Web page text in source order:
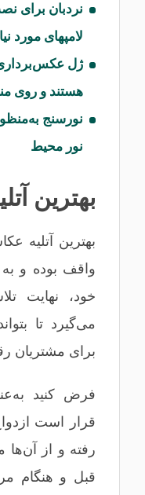
نردبان برای
لامپهای مورد
ژل
هستند و روی
نورسنج
نور محیط
بهترین
بهترین آتلیه
واقف بوده و
خود، نهایت
می‌گیرد تا
برای مشتریان
فرض کنید
قرار است
رفته و از
قبل و هنگام